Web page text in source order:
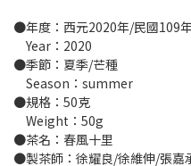
●年度：西元2020年/民國109
Year：2020
●季節：夏季/芒種
Season：summer
●規格：50克
Weight：50g
●茶名：春風十里
●製茶師：徐耀良/徐維伸/張嘉